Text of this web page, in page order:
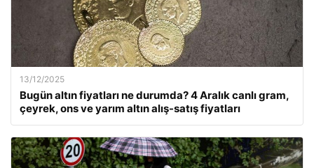
13/12/2025
Bugün altın fiyatları ne durumda? 4 Aralık canlı gram,
çeyrek, ons ve yarım altın alış-satış fiyatları